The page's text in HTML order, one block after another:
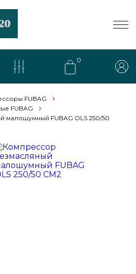
0
FUBAG
FUBAG
малошумный FUBAG OLS 250/50